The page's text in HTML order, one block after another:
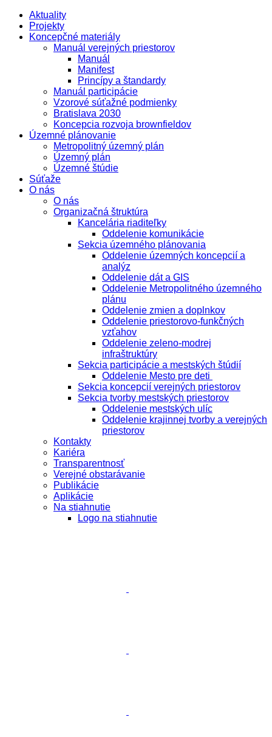
Aktuality
Projekty
Koncepčné materiály
Manuál verejných priestorov
Manuál
Manifest
Princípy a štandardy
Manuál participácie
Vzorové súťažné podmienky
Bratislava 2030
Koncepcia rozvoja brownfieldov
Územné plánovanie
Metropolitný územný plán
Územný plán
Územné štúdie
Súťaže
O nás
O nás
Organizačná štruktúra
Kancelária riaditeľky
Oddelenie komunikácie
Sekcia územného plánovania
Oddelenie územných koncepcií a
analýz
Oddelenie dát a GIS
Oddelenie Metropolitného územného
plánu
Oddelenie zmien a doplnkov
Oddelenie priestorovo-funkčných
vzťahov
Oddelenie zeleno-modrej
infraštruktúry
Sekcia participácie a mestských štúdií
Oddelenie Mesto pre deti
Sekcia koncepcií verejných priestorov
Sekcia tvorby mestských priestorov
Oddelenie mestských ulíc
Oddelenie krajinnej tvorby a verejných
priestorov
Kontakty
Kariéra
Transparentnosť
Verejné obstarávanie
Publikácie
Aplikácie
Na stiahnutie
Logo na stiahnutie